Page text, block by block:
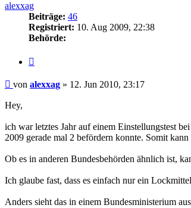
alexxag
Beiträge: 46
Registriert: 10. Aug 2009, 22:38
Behörde:
Beitrag
von alexxag » 12. Jun 2010, 23:17
Hey,
ich war letztes Jahr auf einem Einstellungstest
2009 gerade mal 2 befördern konnte. Somit
Ob es in anderen Bundesbehörden ähnlich ist,
Ich glaube fast, dass es einfach nur ein
Anders sieht das in einem Bundesministerium